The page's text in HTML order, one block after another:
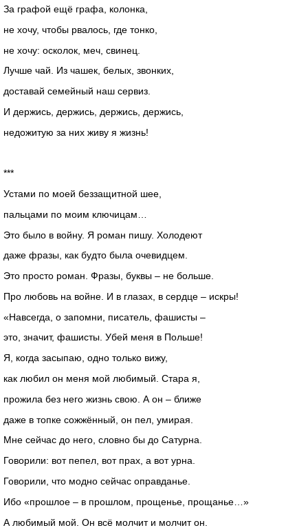
За графой ещё графа, колонка,
не хочу, чтобы рвалось, где тонко,
не хочу: осколок, меч, свинец.
Лучше чай. Из чашек, белых, звонких,
доставай семейный наш сервиз.
И держись, держись, держись, держись,
недожитую за них живу я жизнь!
***
Устами по моей беззащитной шее,
пальцами по моим ключицам…
Это было в войну. Я роман пишу. Холодеют
даже фразы, как будто была очевидцем.
Это просто роман. Фразы, буквы – не больше.
Про любовь на войне. И в глазах, в сердце – искры!
«Навсегда, о запомни, писатель, фашисты –
это, значит, фашисты. Убей меня в Польше!
Я, когда засыпаю, одно только вижу,
как любил он меня мой любимый. Стара я,
прожила без него жизнь свою. А он – ближе
даже в топке сожжённый, он пел, умирая.
Мне сейчас до него, словно бы до Сатурна.
Говорили: вот пепел, вот прах, а вот урна.
Говорили, что модно сейчас оправданье.
Ибо «прошлое – в прошлом, прощенье, прощанье…»
А любимый мой. Он всё молчит и молчит он.